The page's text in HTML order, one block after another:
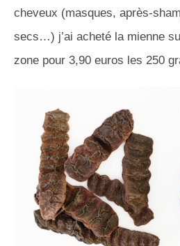
cheveux (masques, après-
secs…) j’ai acheté la mienne
zone pour 3,90 euros les 250